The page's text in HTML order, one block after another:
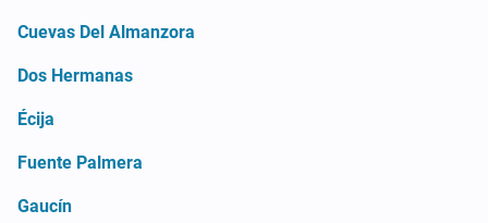
Cuevas Del Almanzora
Dos Hermanas
Écija
Fuente Palmera
Gaucín